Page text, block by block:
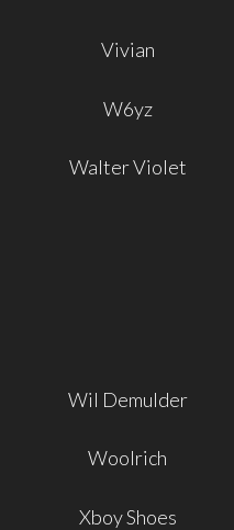
Vivian
W6yz
Walter Violet
Wil Demulder
Woolrich
Xboy Shoes